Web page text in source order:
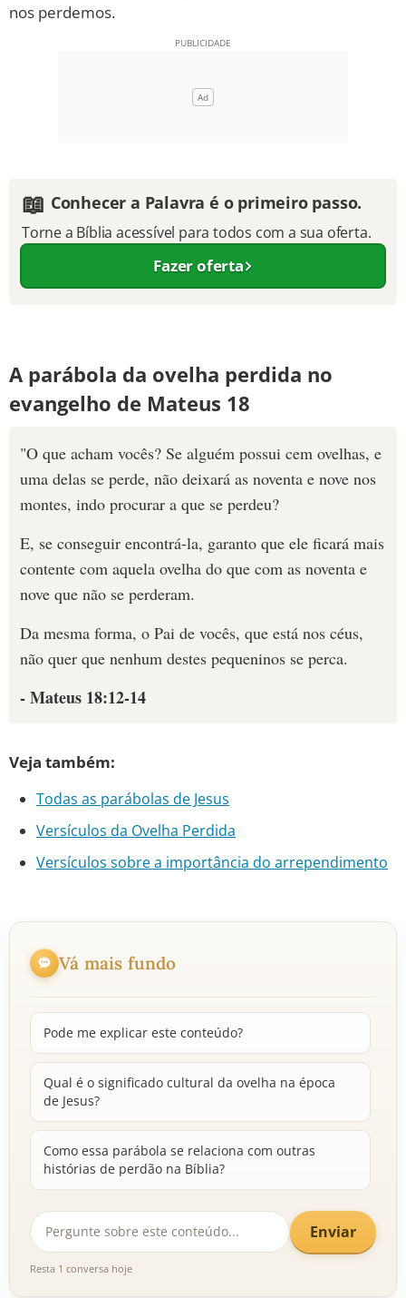
nos perdemos.
📖 Conhecer a Palavra é o primeiro passo.
Torne a Bíblia acessível para todos com a sua oferta.
Fazer oferta
A parábola da ovelha perdida no
evangelho de Mateus 18
"O que acham vocês? Se alguém possui cem ovelhas, e
uma delas se perde, não deixará as noventa e nove nos
montes, indo procurar a que se perdeu?
E, se conseguir encontrá-la, garanto que ele ficará mais
contente com aquela ovelha do que com as noventa e
nove que não se perderam.
Da mesma forma, o Pai de vocês, que está nos céus,
não quer que nenhum destes pequeninos se perca.
- Mateus 18:12-14
Veja também:
Todas as parábolas de Jesus
Versículos da Ovelha Perdida
Versículos sobre a importância do arrependimento
Vá mais fundo
Pode me explicar este conteúdo?
Qual é o significado cultural da ovelha na época
de Jesus?
Como essa parábola se relaciona com outras
histórias de perdão na Bíblia?
Enviar
Resta 1 conversa hoje